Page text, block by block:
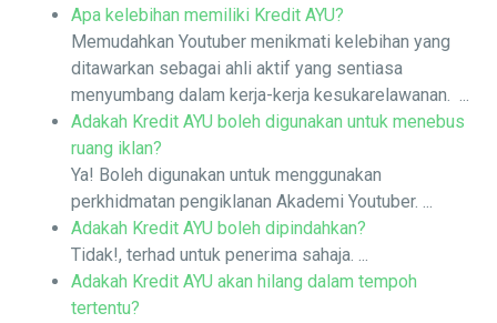
Apa kelebihan memiliki Kredit AYU?
Memudahkan Youtuber menikmati kelebihan yang
ditawarkan sebagai ahli aktif yang sentiasa
menyumbang dalam kerja-kerja kesukarelawanan. ...
Adakah Kredit AYU boleh digunakan untuk menebus
ruang iklan?
Ya! Boleh digunakan untuk menggunakan
perkhidmatan pengiklanan Akademi Youtuber. ...
Adakah Kredit AYU boleh dipindahkan?
Tidak!, terhad untuk penerima sahaja. ...
Adakah Kredit AYU akan hilang dalam tempoh
tertentu?